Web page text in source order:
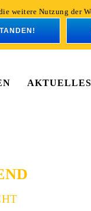
AKTUELLES
weitere Nutzung der